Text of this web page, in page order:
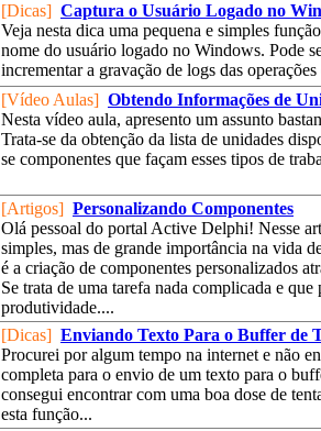
[Dicas] Captura o Usuário Logado no
Veja nesta dica uma pequena e simples
nome do usuário logado no Windows. Pode
incrementar a gravação de logs das operações
[Vídeo Aulas] Obtendo Informações de
Nesta vídeo aula, apresento um assunto
Trata-se da obtenção da lista de unidades
se componentes que façam esses tipos de
[Artigos] Personalizando Componentes
Olá pessoal do portal Active Delphi! Nesse
simples, mas de grande importância na vida
é a criação de componentes personalizados
Se trata de uma tarefa nada complicada e
produtividade....
[Dicas] Enviando Texto Para o Buffer de
Procurei por algum tempo na internet e não
completa para o envio de um texto para o
consegui encontrar com uma boa dose de
esta função...